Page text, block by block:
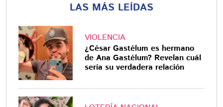
LAS MÁS LEÍDAS
VIOLENCIA
¿César Gastélum es hermano
de Ana Gastélum? Revelan cuál
sería su verdadera relación